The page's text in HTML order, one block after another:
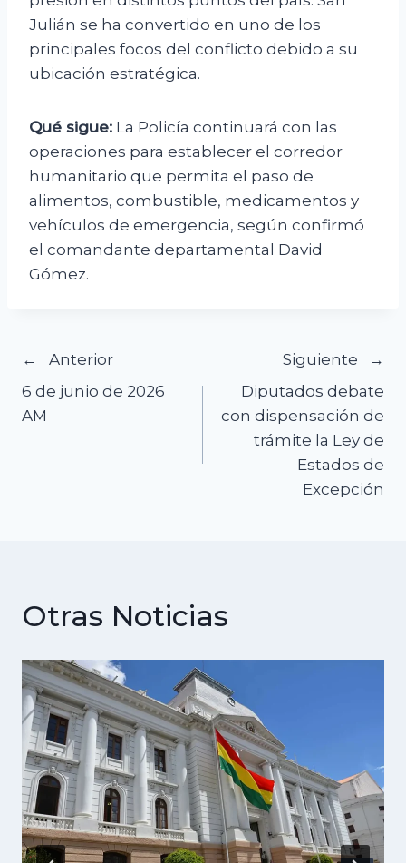
Julián se ha convertido en uno de los
principales focos del conflicto debido a su
ubicación estratégica.
Qué sigue: La Policía continuará con las
operaciones para establecer el corredor
humanitario que permita el paso de
alimentos, combustible, medicamentos y
vehículos de emergencia, según confirmó
el comandante departamental David
Gómez.
Navegación
de
Anterior
6 de junio de 2026
AM
Siguiente
Diputados debate
con dispensación de
trámite la Ley de
Estados de
Excepción
Otras Noticias